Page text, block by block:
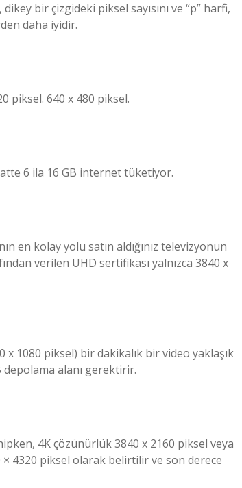
bir çizgideki piksel sayısını ve “p” harfi,
daha iyidir.
piksel. 640 x 480 piksel.
6 ila 16 GB internet tüketiyor.
en kolay yolu satın aldığınız televizyonun
verilen UHD sertifikası yalnızca 3840 x
1080 piksel) bir dakikalık bir video yaklaşık
alanı gerektirir.
4K çözünürlük 3840 x 2160 piksel veya
4320 piksel olarak belirtilir ve son derece